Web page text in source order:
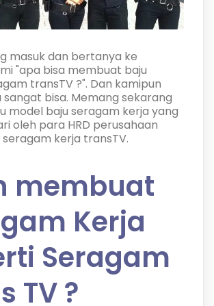
masuk dan bertanya ke
"apa bisa membuat baju
transTV ?". Dan kamipun
bisa. Memang sekarang
model baju seragam kerja yang
oleh para HRD perusahaan
kerja transTV.
membuat
Kerja
Seragam
TV ?